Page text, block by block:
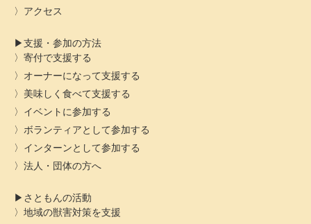
アクセス
支援・参加の方法
寄付で支援する
オーナーになって支援する
美味しく食べて支援する
イベントに参加する
ボランティアとして参加する
インターンとして参加する
法人・団体の方へ
さともんの活動
地域の獣害対策を支援